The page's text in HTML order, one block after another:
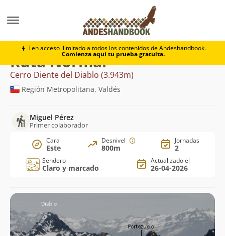
Ten acceso ilimitado a todos los contenidos de Andeshandbook.
Comienza aquí tu prueba gratuita.
Cerro Diente del Diablo
Ruta Normal
Cerro Diente del Diablo (3.943m)
Región Metropolitana, Valdés
Miguel Pérez
Primer colaborador
Cara
Este
Desnivel
800m
Jornadas
2
Sendero
Claro y marcado
Actualizado el
26-04-2026